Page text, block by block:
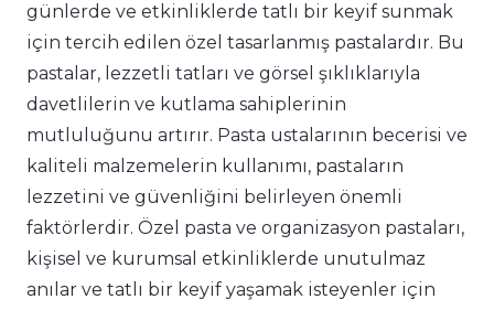
günlerde ve etkinliklerde tatlı bir keyif sunmak
için tercih edilen özel tasarlanmış pastalardır. Bu
pastalar, lezzetli tatları ve görsel şıklıklarıyla
davetlilerin ve kutlama sahiplerinin
mutluluğunu artırır. Pasta ustalarının becerisi ve
kaliteli malzemelerin kullanımı, pastaların
lezzetini ve güvenliğini belirleyen önemli
faktörlerdir. Özel pasta ve organizasyon pastaları,
kişisel ve kurumsal etkinliklerde unutulmaz
anılar ve tatlı bir keyif yaşamak isteyenler için